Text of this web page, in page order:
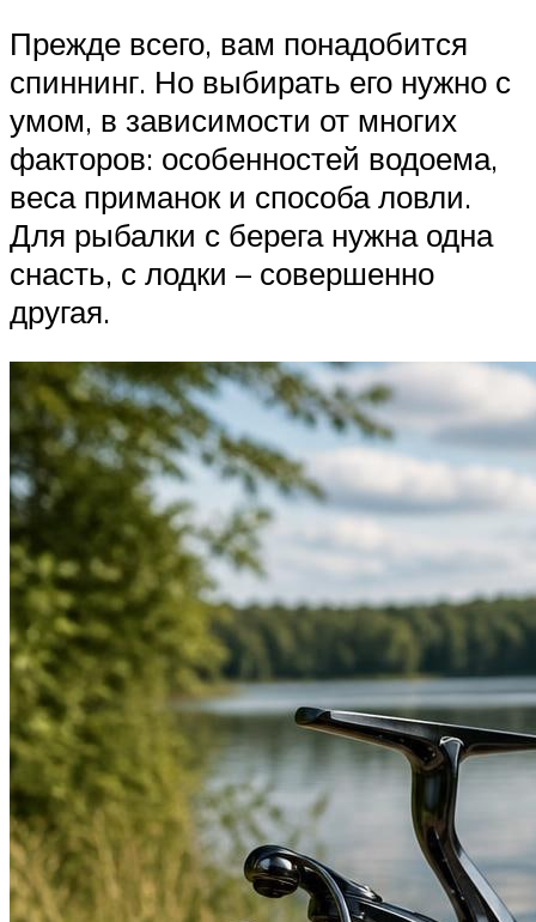
Прежде всего, вам понадобится
спиннинг. Но выбирать его нужно с
умом, в зависимости от многих
факторов: особенностей водоема,
веса приманок и способа ловли.
Для рыбалки с берега нужна одна
снасть, с лодки – совершенно
другая.